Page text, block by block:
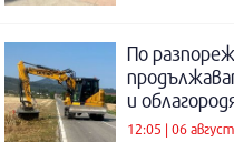
По
и
12:05 | 06